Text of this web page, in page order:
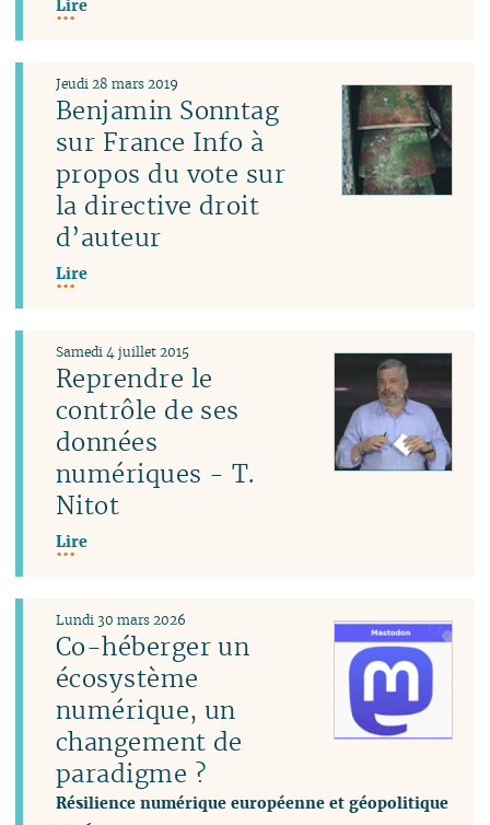
Lire
Benjamin Sonntag
sur France Info à
propos du vote sur
la directive droit
d’auteur
Jeudi 28 mars 2019
Lire
Reprendre le
contrôle de ses
données
numériques - T.
Nitot
Samedi 4 juillet 2015
Lire
Co-héberger un
écosystème
numérique, un
changement de
paradigme ?
Résilience numérique européenne et géopolitique
Lundi 30 mars 2026